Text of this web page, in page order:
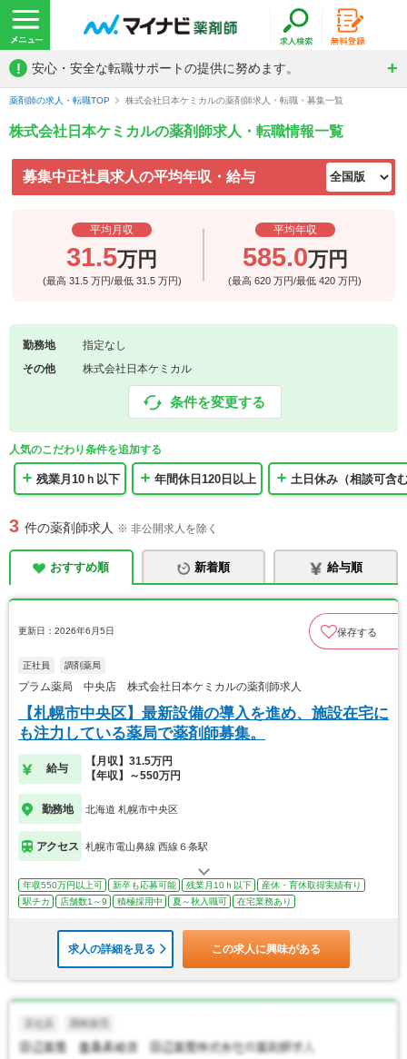
! 安心・安全な転職サポートの提供に努めます。
薬剤師の求人・転職TOP 株式会社日本ケミカルの薬剤師求人・転職・募集一覧
株式会社日本ケミカルの薬剤師求人・転職情報一覧
募集中正社員求人の平均年収・給与
平均月収
31.5万円
(最高 31.5 万円/最低 31.5 万円)
平均年収
585.0万円
(最高620万円/最低420万円)
勤務地
指定なし
その他
株式会社日本ケミカル
条件を変更する
人気のこだわり条件を追加する
残業月10ｈ以下 年間休日120日以上 土日休み（相談可含
3 件の薬剤師求人 ※ 非公開求人を除く
おすすめ順 新着順 給与順
更新日：2026年6月5日 保存する
正社員 調剤薬局
プラム薬局 中央店 株式会社日本ケミカルの薬剤師求人
【札幌市中央区】最新設備の導入を進め、施設在宅に
も注力している薬局で薬剤師募集。
給与
【月収】31.5万円
【年収】～550万円
勤務地 北海道 札幌市中央区
アクセス 札幌市電山鼻線 西線６条駅
年収550万円以上可 新卒も応募可能 残業月10ｈ以下
産休・育休取得実績有り
駅チカ
店舗数1～9 積極採用中 夏～秋入職可 在宅業務あり
求人の詳細を見る この求人に興味がある